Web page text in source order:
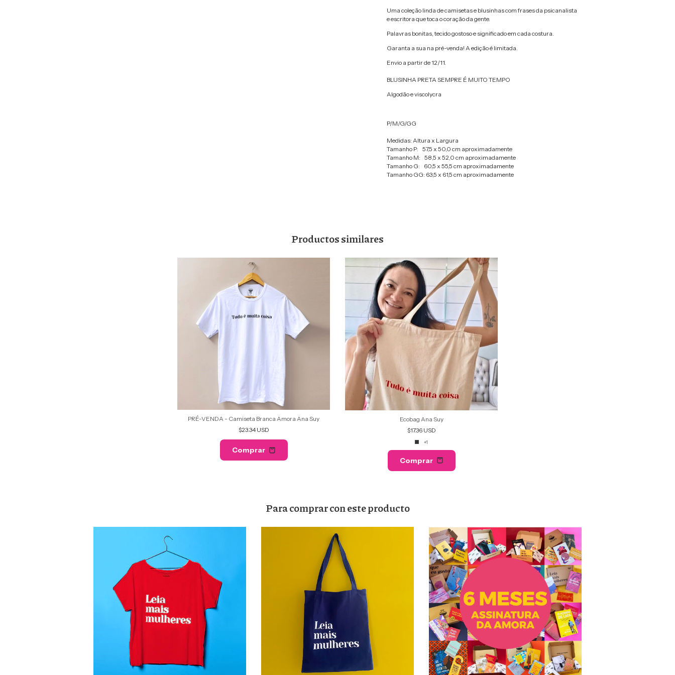
Uma coleção linda de camisetas e blusinhas com frases da psicanalista
e escritora que toca o coração da gente.
Palavras bonitas, tecido gostoso e significado em cada costura.
Garanta a sua na pré-venda! A edição é limitada.
Envio a partir de 12/11.
BLUSINHA PRETA SEMPRE É MUITO TEMPO
Algodão e viscolycra
P/M/G/GG
Medidas: Altura x Largura
Tamanho P: 57,5 x 50,0 cm aproximadamente
Tamanho M: 58,5 x 52,0 cm aproximadamente
Tamanho G: 60,5 x 55,5 cm aproximadamente
Tamanho GG: 63,5 x 61,5 cm aproximadamente
Productos similares
PRÉ-VENDA - Camiseta Branca Amora Ana Suy
$23.34 USD
Comprar
Ecobag Ana Suy
$17.36 USD
+1
Comprar
Para comprar con este producto